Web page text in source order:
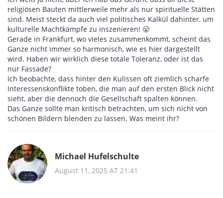
religiösen Bauten mittlerweile mehr als nur spirituelle Stätten
sind. Meist steckt da auch viel politisches Kalkül dahinter, um
kulturelle Machtkämpfe zu inszenieren! 😤
Gerade in Frankfurt, wo vieles zusammenkommt, scheint das
Ganze nicht immer so harmonisch, wie es hier dargestellt
wird. Haben wir wirklich diese totale Toleranz, oder ist das
nur Fassade?
Ich beobachte, dass hinter den Kulissen oft ziemlich scharfe
Interessenskonflikte toben, die man auf den ersten Blick nicht
sieht, aber die dennoch die Gesellschaft spalten können.
Das Ganze sollte man kritisch betrachten, um sich nicht von
schönen Bildern blenden zu lassen. Was meint ihr?
Michael Hufelschulte
August 11, 2025 AT 21:41